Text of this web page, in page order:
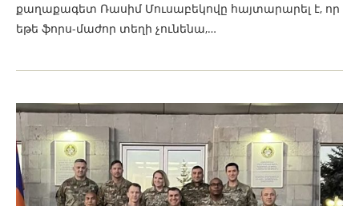
քաղաքագետ Ռասիմ Մուսաբեկովը հայտարարել է, որ
եթե ֆորս-մաժոր տեղի չունենա,…